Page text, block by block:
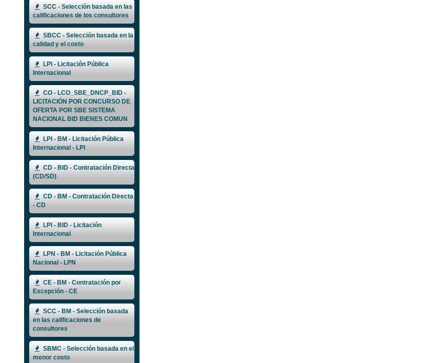
SCC - Selección basada en las
calificaciones de los consultores
SBCC - Selección basada en la
calidad y el costo
LPI - Licitación Pública
Internacional
CO - LCO_SBE_DNCP_BID -
LICITACIÓN POR CONCURSO DE
OFERTA POR SBE SISTEMA
NACIONAL BID BIENES COMUN
LPI - BM - Licitación Pública
Internacional - LPI
CD - BID - Contratación Directa
(CD/SD)
CD - BM - Contratación Directa
- CD
LPI - BID - Licitación
Internacional
LPN - BM - Licitación Pública
Nacional - LPN
CE - BM - Contratación por
Excepción - CE
SCC - BM - Selección basada
en las calificaciones de
consultores
SBMC - Selección basada en el
menor costo